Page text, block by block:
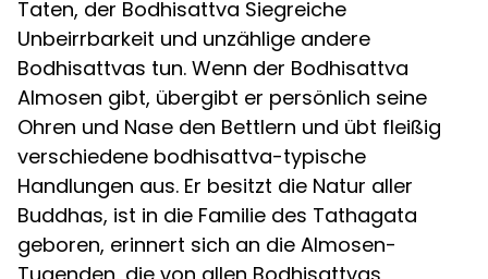
Taten, der Bodhisattva Siegreiche
Unbeirrbarkeit und unzählige andere
Bodhisattvas tun. Wenn der Bodhisattva
Almosen gibt, übergibt er persönlich seine
Ohren und Nase den Bettlern und übt fleißig
verschiedene bodhisattva-typische
Handlungen aus. Er besitzt die Natur aller
Buddhas, ist in die Familie des Tathagata
geboren, erinnert sich an die Almosen-